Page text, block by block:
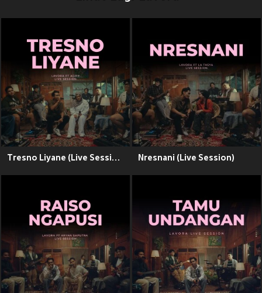
Tresno Liyane (Live Session) Nresnani (Live Session)